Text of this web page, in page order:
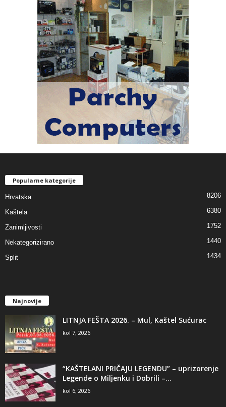
Popularne kategorije
Hrvatska 8206
Kaštela 6380
Zanimljivosti 1752
Nekategorizirano 1440
Split 1434
Najnovije
LITNJA FEŠTA 2026. – Mul, Kaštel Sućurac
kol 7, 2026
“KAŠTELANI PRIČAJU LEGENDU” – uprizorenje
Legende o Miljenku i Dobrili –...
kol 6, 2026